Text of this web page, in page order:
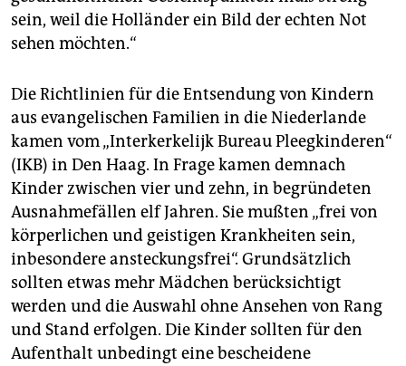
sein, weil die Holländer ein Bild der echten Not
sehen möchten.“
Die Richtlinien für die Entsendung von Kindern
aus evangelischen Familien in die Niederlande
kamen vom „Interkerkelijk Bureau Pleegkinderen“
(IKB) in Den Haag. In Frage kamen demnach
Kinder zwischen vier und zehn, in begründeten
Ausnahmefällen elf Jahren. Sie mußten „frei von
körperlichen und geistigen Krankheiten sein,
inbesondere ansteckungsfrei“. Grundsätzlich
sollten etwas mehr Mädchen berücksichtigt
werden und die Auswahl ohne Ansehen von Rang
und Stand erfolgen. Die Kinder sollten für den
Aufenthalt unbedingt eine bescheidene